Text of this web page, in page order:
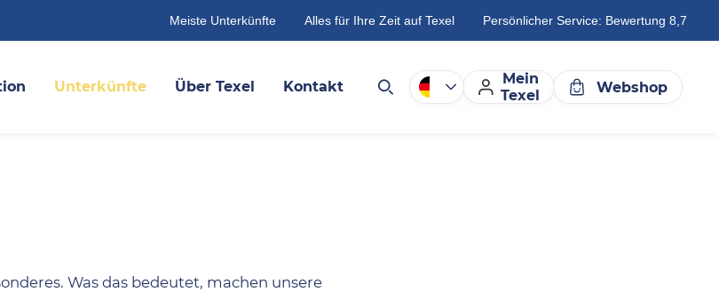
Meiste Unterkünfte Alles für Ihre Zeit auf Texel Persönlicher Service: Bewertung 8,7
Unterkünfte Über Texel Kontakt
Mein
Texel
Webshop
Was das bedeutet, machen unsere